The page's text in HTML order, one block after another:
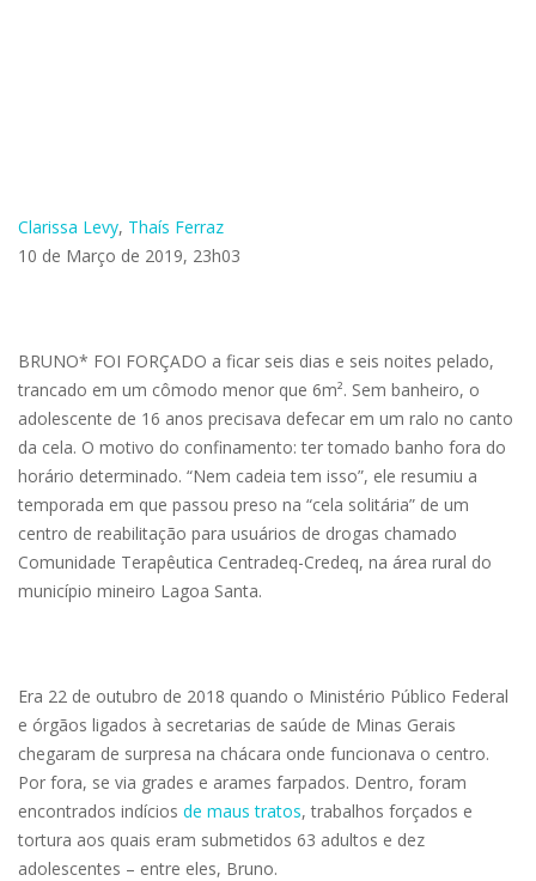
Clarissa Levy, Thaís Ferraz
10 de Março de 2019, 23h03
BRUNO* FOI FORÇADO a ficar seis dias e seis noites pelado,
trancado em um cômodo menor que 6m². Sem banheiro, o
adolescente de 16 anos precisava defecar em um ralo no canto
da cela. O motivo do confinamento: ter tomado banho fora do
horário determinado. “Nem cadeia tem isso”, ele resumiu a
temporada em que passou preso na “cela solitária” de um
centro de reabilitação para usuários de drogas chamado
Comunidade Terapêutica Centradeq-Credeq, na área rural do
município mineiro Lagoa Santa.
Era 22 de outubro de 2018 quando o Ministério Público Federal
e órgãos ligados à secretarias de saúde de Minas Gerais
chegaram de surpresa na chácara onde funcionava o centro.
Por fora, se via grades e arames farpados. Dentro, foram
encontrados indícios de maus tratos, trabalhos forçados e
tortura aos quais eram submetidos 63 adultos e dez
adolescentes – entre eles, Bruno.